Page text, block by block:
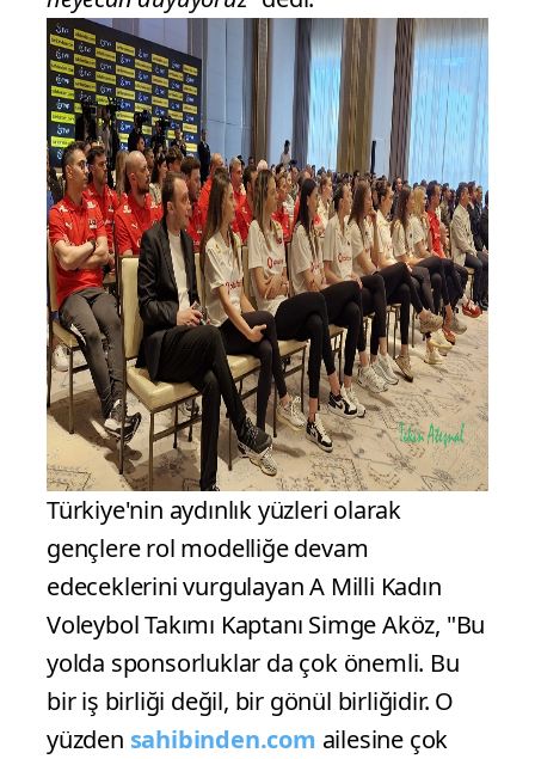
Türkiye'nin aydınlık yüzleri olarak
gençlere rol modelliğe devam
edeceklerini vurgulayan A Milli Kadın
Voleybol Takımı Kaptanı Simge Aköz, "Bu
yolda sponsorluklar da çok önemli. Bu
bir iş birliği değil, bir gönül birliğidir. O
yüzden sahibinden.com ailesine çok